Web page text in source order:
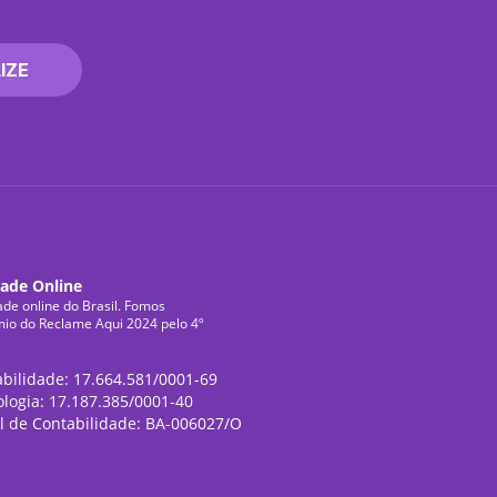
Online
online do Brasil. Fomos
do Reclame Aqui 2024 pelo 4º
17.664.581/0001-69
17.187.385/0001-40
de Contabilidade: BA-006027/O